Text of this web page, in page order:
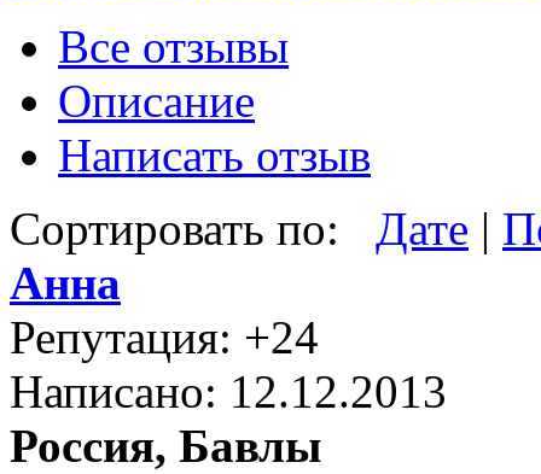
Все отзывы
Описание
Написать отзыв
Сортировать по:
Дате |
Анна
Репутация: +24
Написано: 12.12.2013
Россия, Бавлы